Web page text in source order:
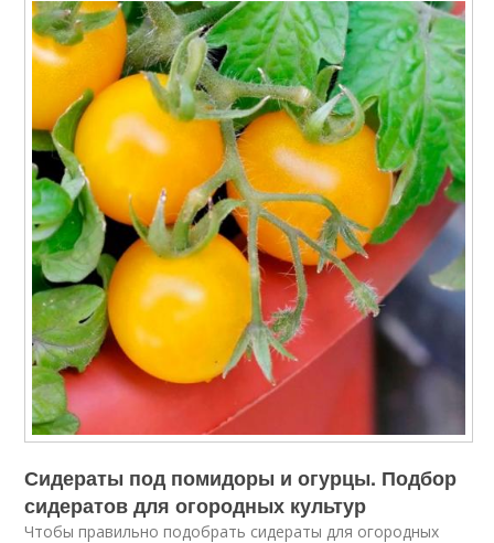
Сидераты под помидоры и огурцы. Подбор
сидератов для огородных культур
Чтобы правильно подобрать сидераты для огородных